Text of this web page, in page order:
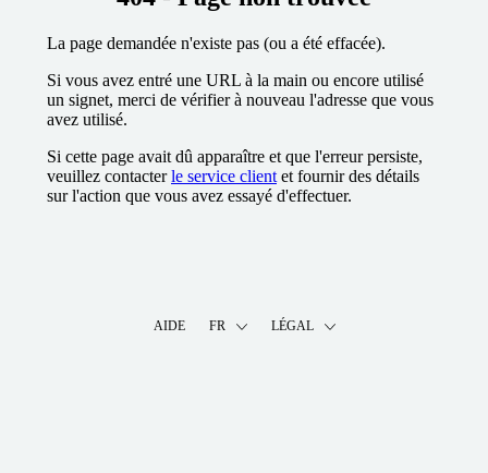
La page demandée n'existe pas (ou a été effacée).
Si vous avez entré une URL à la main ou encore utilisé
un signet, merci de vérifier à nouveau l'adresse que vous
avez utilisé.
Si cette page avait dû apparaître et que l'erreur persiste,
veuillez contacterle service client et fournir des détails
sur l'action que vous avez essayé d'effectuer.
AIDE FR LÉGAL